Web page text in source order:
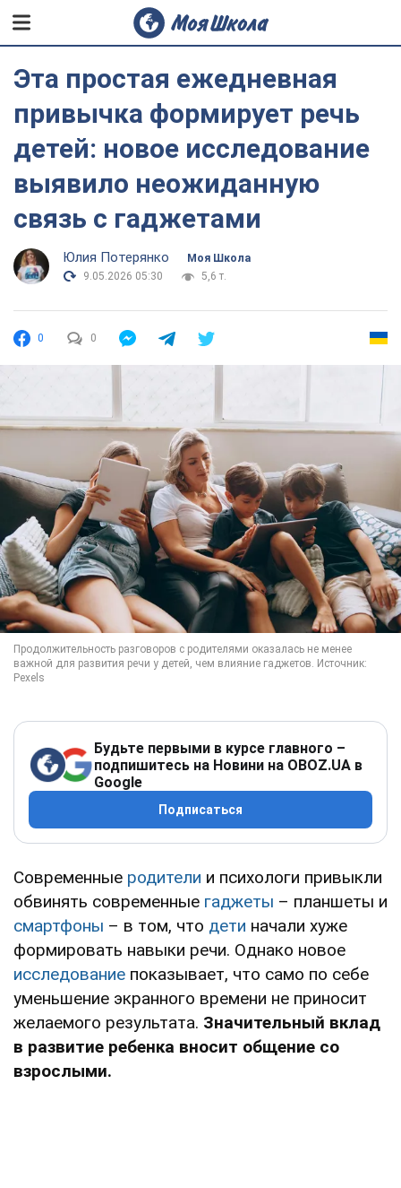
Эта простая ежедневная
привычка формирует речь
детей: новое исследование
выявило неожиданную
связь с гаджетами
Юлия Потерянко
Моя Школа
9.05.2026 05:30
5,6 т.
0 0
Будьте первыми в курсе главного –
подпишитесь на Новини на OBOZ.UA в
Google
Подписаться
Современные родители и психологи привыкли
обвинять современные гаджеты – планшеты и
смартфоны – в том, что дети начали хуже
формировать навыки речи. Однако новое
исследование показывает, что само по себе
уменьшение экранного времени не приносит
желаемого результата. Значительный вклад
в развитие ребенка вносит общение со
взрослыми.